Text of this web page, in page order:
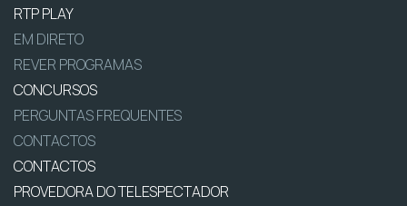
RTP PLAY
EM DIRETO
REVER PROGRAMAS
CONCURSOS
PERGUNTAS FREQUENTES
CONTACTOS
CONTACTOS
PROVEDORA DO TELESPECTADOR